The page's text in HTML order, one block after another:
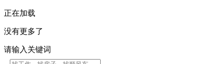
正在加载
没有更多了
请输入关键词